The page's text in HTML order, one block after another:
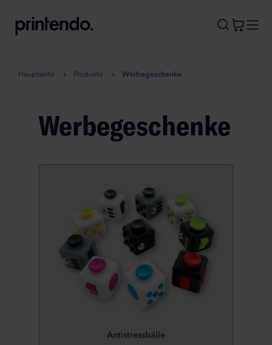
A
Hauptseite Produkte Werbegeschenke
Werbegeschenke
Antistressbälle